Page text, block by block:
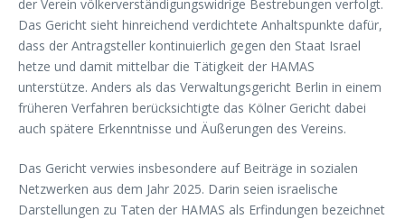
der Verein völkerverständigungswidrige Bestrebungen verfolgt.
Das Gericht sieht hinreichend verdichtete Anhaltspunkte dafür,
dass der Antragsteller kontinuierlich gegen den Staat Israel
hetze und damit mittelbar die Tätigkeit der HAMAS
unterstütze. Anders als das Verwaltungsgericht Berlin in einem
früheren Verfahren berücksichtigte das Kölner Gericht dabei
auch spätere Erkenntnisse und Äußerungen des Vereins.
Das Gericht verwies insbesondere auf Beiträge in sozialen
Netzwerken aus dem Jahr 2025. Darin seien israelische
Darstellungen zu Taten der HAMAS als Erfindungen bezeichnet